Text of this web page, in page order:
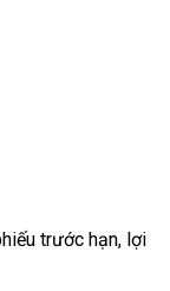
trước hạn, lợi